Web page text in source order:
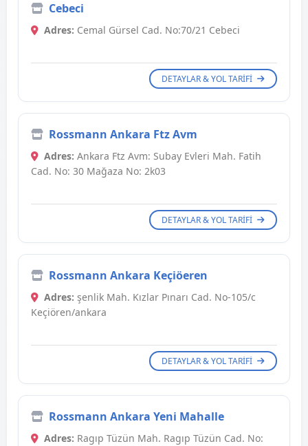
Cebeci
Adres: Cemal Gürsel Cad. No:70/21 Cebeci
DETAYLAR & YOL TARIFI
Rossmann Ankara Ftz Avm
Adres: Ankara Ftz Avm: Subay Evleri Mah. Fatih
Cad. No: 30 Mağaza No: 2k03
DETAYLAR & YOL TARIFI
Rossmann Ankara Keçiöeren
Adres: şenlik Mah. Kızlar Pınarı Cad. No-105/c
Keçiören/ankara
DETAYLAR & YOL TARIFI
Rossmann Ankara Yeni Mahalle
Adres: Ragıp Tüzün Mah. Ragıp Tüzün Cad. No: